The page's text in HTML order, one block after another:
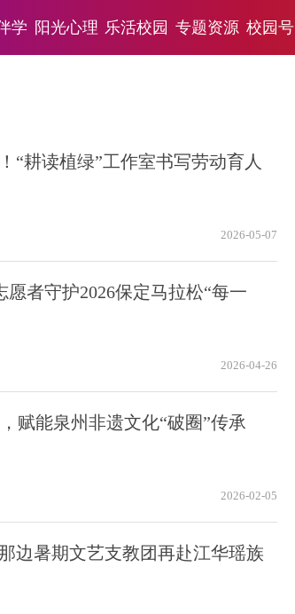
学 阳光心理 乐活校园 专题资源 校园号
“耕读植绿”工作室书写劳动育人
2026-05-07
者守护2026保定马拉松“每一
2026-04-26
赋能泉州非遗文化“破圈”传承
2026-02-05
边暑期文艺支教团再赴江华瑶族